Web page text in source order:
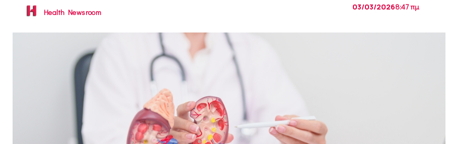
Health Newsroom
03/03/20268:47 πμ